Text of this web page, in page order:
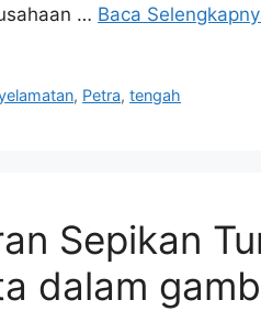
… Baca
, Petra,tengah
Sepikan
dalam